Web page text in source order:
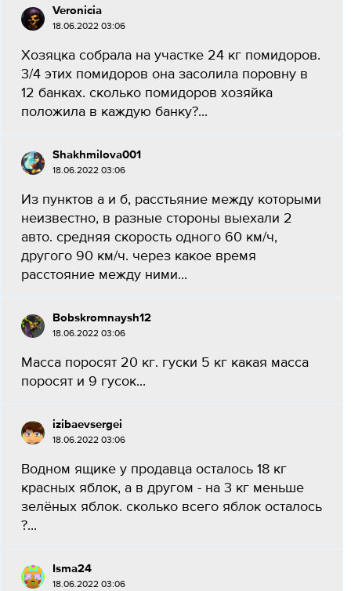
Veronicia
18.06.2022 03:06
Хозяцка собрала на участке 24 кг помидоров.
3/4 этих помидоров она засолила поровну в
12 банках. сколько помидоров хозяйка
положила в каждую банку?...
Shakhmilova001
18.06.2022 03:06
Из пунктов а и б, расстьяние между которыми
неизвестно, в разные стороны выехали 2
авто. средняя скорость одного 60 км/ч,
другого 90 км/ч. через какое время
расстояние между ними...
Bobskromnaysh12
18.06.2022 03:06
Масса поросят 20 кг. гуски 5 кг какая масса
поросят и 9 гусок...
izibaevsergei
18.06.2022 03:06
Водном ящике у продавца осталось 18 кг
красных яблок, а в другом - на 3 кг меньше
зелёных яблок. сколько всего яблок осталось
?...
Isma24
18.06.2022 03:06